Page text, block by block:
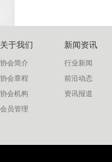
关于我们
协会简介
协会章程
协会机构
会员管理
新闻资讯
行业新闻
前沿动态
资讯报道
联系我们